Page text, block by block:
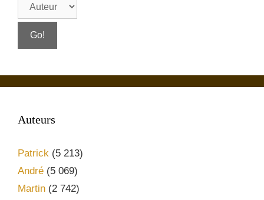
Auteurs
Patrick (5 213)
André (5 069)
Martin (2 742)